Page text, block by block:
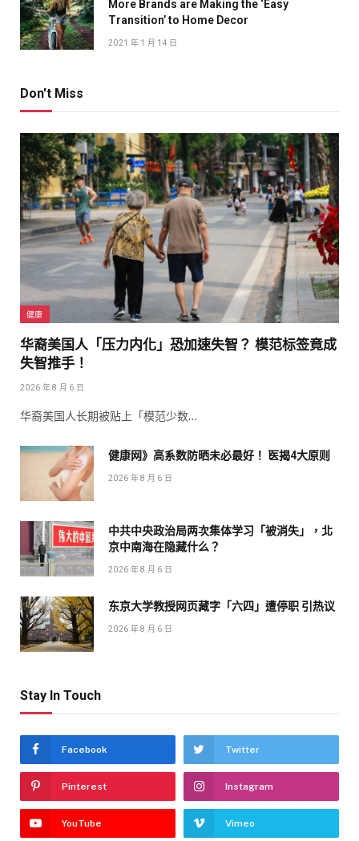
More Brands are Making the ‘Easy
Transition’ to Home Decor
2021 年 1 月 14 日
Don't Miss
健康
华裔美国人「压力内化」恐加速失智？ 模范标签竟成
失智推手！
2026 年 8 月 6 日
华裔美国人长期被贴上「模范少数…
健康网》高系数防晒未必最好！ 医揭4大原则
2026 年 8 月 6 日
中共中央政治局两次集体学习「被消失」，北
京中南海在隐藏什么？
2026 年 8 月 6 日
东京大学教授网页藏字「六四」遭停职 引热议
2026 年 8 月 6 日
Stay In Touch
Facebook Twitter
Pinterest Instagram
YouTube Vimeo